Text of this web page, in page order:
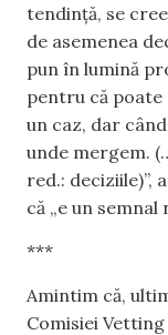
tendință, se
de asemenea
pun în lumină
pentru că poate
un caz, dar
unde mergem.
red.: deciziile)”,
că „e un semnal
***
Amintim că,
Comisiei